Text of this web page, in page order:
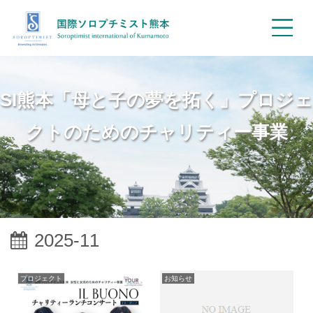
SI熊本「母と子の夢を拓く」プロジェ
クトのためのチャリティー事業
2025-11
プロジェクト お知らせ